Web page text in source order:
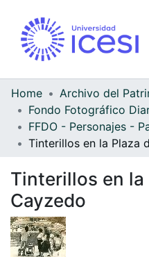
Home
Tinterillos en la
Cayzedo